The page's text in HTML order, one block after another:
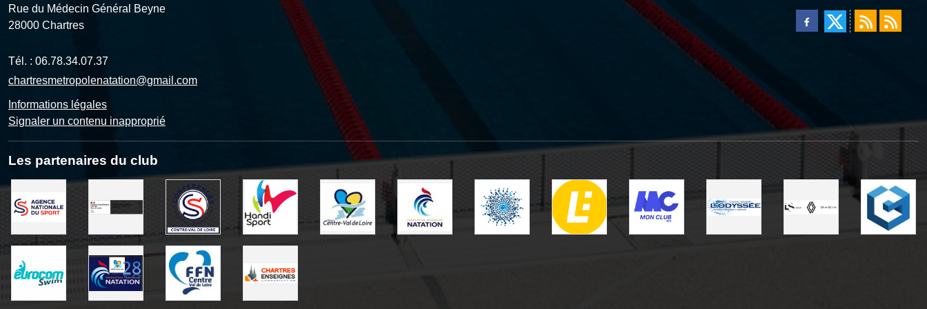
Rue du Médecin Général Beyne
28000 Chartres
Tél. : 06.78.34.07.37
chartresmetropolenatation@gmail.com
Informations légales
Signaler un contenu inapproprié
Les partenaires du club